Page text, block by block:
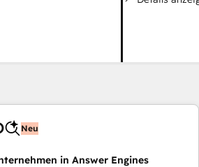
Neu
in Answer Engines